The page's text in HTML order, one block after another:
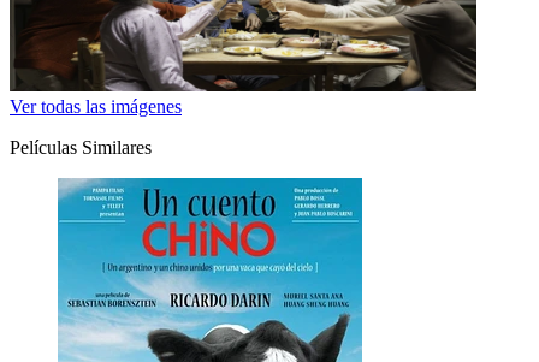
Ver todas las imágenes
Películas Similares